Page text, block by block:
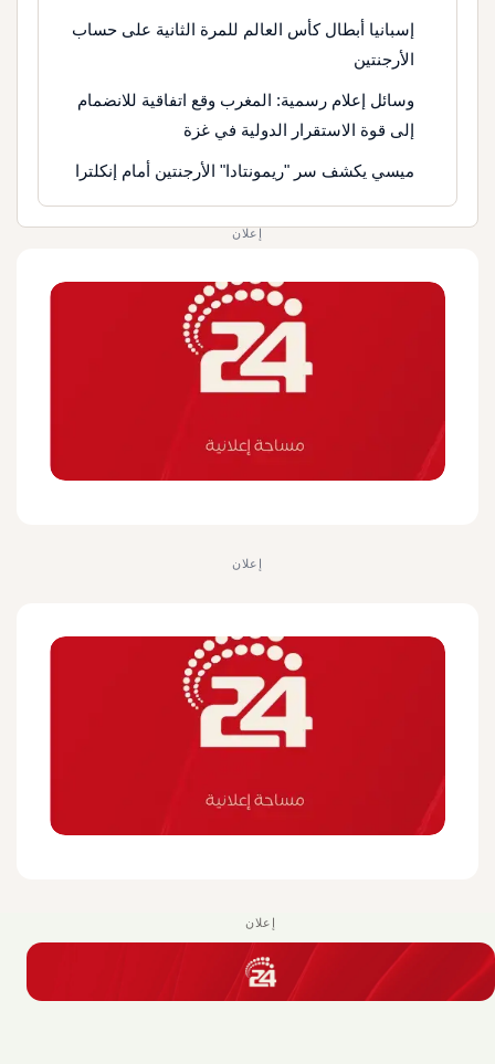
إسبانيا أبطال كأس العالم للمرة الثانية على حساب
الأرجنتين
وسائل إعلام رسمية: المغرب وقع اتفاقية للانضمام
إلى قوة الاستقرار الدولية في غزة
ميسي يكشف سر "ريمونتادا" الأرجنتين أمام إنكلترا
إعلان
إعلان
إعلان